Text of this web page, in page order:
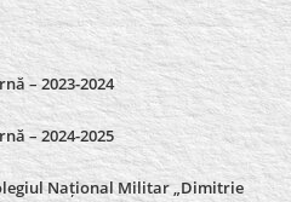
– 2023-2024
–2024-2025
Național Militar „Dimitrie